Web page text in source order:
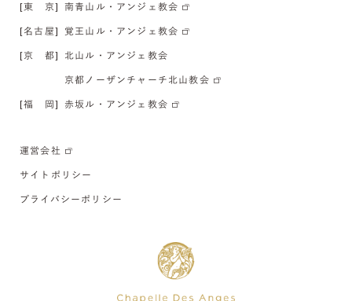
[東 京] 南青山ル・アンジェ教会
[名古屋] 覚王山ル・アンジェ教会
[京 都] 北山ル・アンジェ教会
京都ノーザンチャーチ北山教会
[福 岡] 赤坂ル・アンジェ教会
運営会社
サイトポリシー
プライバシーポリシー